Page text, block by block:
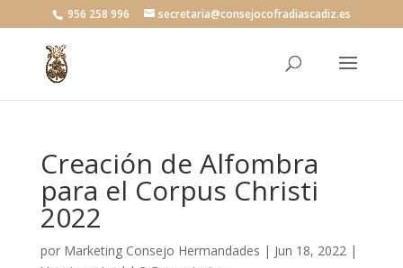
956 258 996 secretaria@consejocofradiascadiz.es
Creación de Alfombra
para el Corpus Christi
2022
por Marketing Consejo Hermandades | Jun 18, 2022|